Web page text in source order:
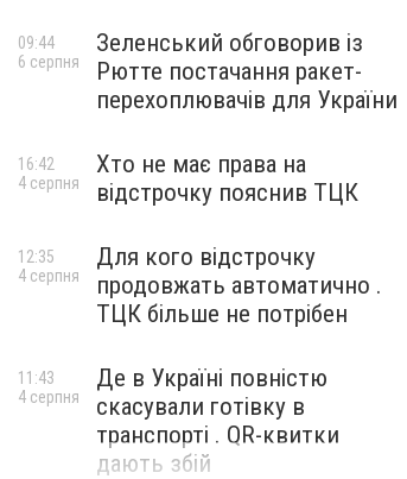
Зеленський обговорив із
Рютте постачання ракет-
перехоплювачів для України
09:44
6 серпня
Хто не має права на
відстрочку пояснив ТЦК
16:42
4 серпня
Для кого відстрочку
продовжать автоматично .
ТЦК більше не потрібен
12:35
4 серпня
Де в Україні повністю
скасували готівку в
транспорті . QR-квитки
дають збій
11:43
4 серпня